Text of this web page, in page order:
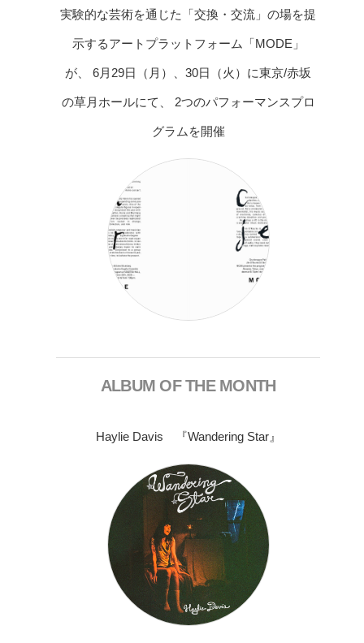
実験的な芸術を通じた「交換・交流」の場を提
示するアートプラットフォーム「MODE」
が、 6月29日（月）、30日（火）に東京/赤坂
の草月ホールにて、 2つのパフォーマンスプロ
グラムを開催
ALBUM OF THE MONTH
Haylie Davis 『Wandering Star』